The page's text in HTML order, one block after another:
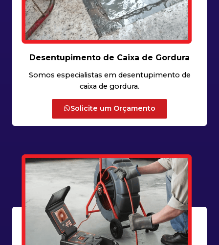
Desentupimento de Caixa de Gordura
Somos especialistas em desentupimento de
caixa de gordura.
Solicite um Orçamento